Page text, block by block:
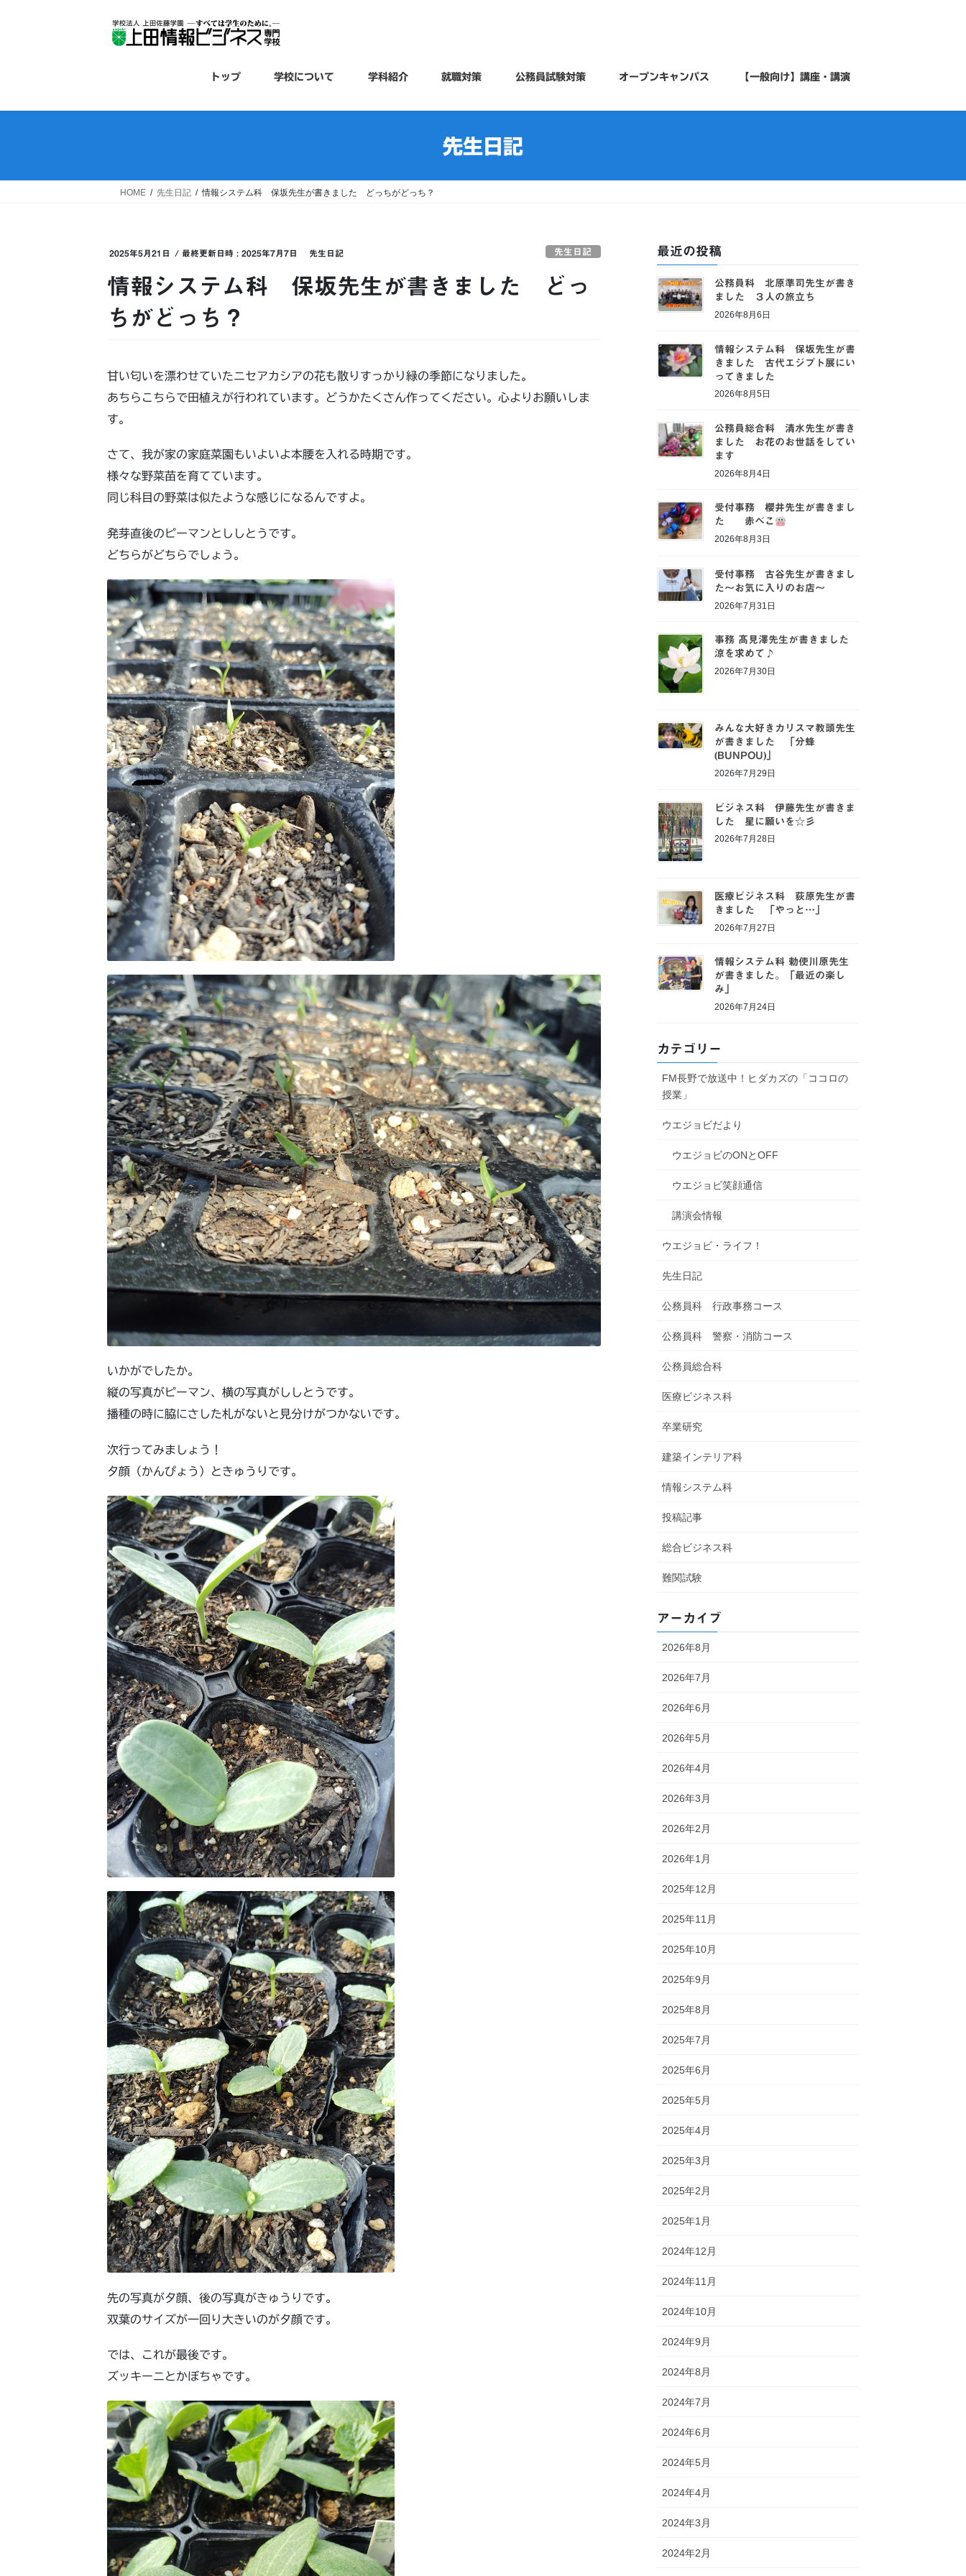
ス
ン
トップ 学校について 学科紹介 就職対策 公務員試験対策 オープンキャンパス 【一般向け】講座・講演
先生日記
HOME 先生日記 情報システム科 保坂先生が書きました どっちがどっち？
2025年5月21日 / 最終更新日時 :2025年7月7日 先生日記 先生日記
情報システム科 保坂先生が書きました どっ
ちがどっち？
甘い匂いを漂わせていたニセアカシアの花も散りすっかり緑の季節になりました。
あちらこちらで田植えが行われています。どうかたくさん作ってください。心よりお願いしま
す。
さて、我が家の家庭菜園もいよいよ本腰を入れる時期です。
様々な野菜苗を育てています。
同じ科目の野菜は似たような感じになるんですよ。
発芽直後のピーマンとししとうです。
どちらがどちらでしょう。
いかがでしたか。
縦の写真がピーマン、横の写真がししとうです。
播種の時に脇にさした札がないと見分けがつかないです。
次行ってみましょう！
夕顔（かんぴょう）ときゅうりです。
先の写真が夕顔、後の写真がきゅうりです。
双葉のサイズが一回り大きいのが夕顔です。
では、これが最後です。
ズッキーニとかぼちゃです。
最近の投稿
公務員科 北原準司先生が書き
ました ３人の旅立ち
2026年8月6日
情報システム科 保坂先生が書
きました 古代エジプト展にい
ってきました
2026年8月5日
公務員総合科 清水先生が書き
ました お花のお世話をしてい
ます
2026年8月4日
受付事務 櫻井先生が書きまし
た 赤べこ
2026年8月3日
受付事務 古谷先生が書きまし
た～お気に入りのお店～
2026年7月31日
事務 髙見澤先生が書きました
涼を求めて♪
2026年7月30日
みんな大好きカリスマ教頭先生
が書きました 「分蜂
(BUNPOU)」
2026年7月29日
ビジネス科 伊藤先生が書きま
した 星に願いを☆彡
2026年7月28日
医療ビジネス科 荻原先生が書
きました 「やっと…」
2026年7月27日
情報システム科 勅使川原先生
が書きました。「最近の楽し
み」
2026年7月24日
カテゴリー
FM長野で放送中！ヒダカズの「ココロの
授業」
ウエジョビだより
ウエジョビのONとOFF
ウエジョビ笑顔通信
講演会情報
ウエジョビ・ライフ！
先生日記
公務員科 行政事務コース
公務員科 警察・消防コース
公務員総合科
医療ビジネス科
卒業研究
建築インテリア科
情報システム科
投稿記事
総合ビジネス科
難関試験
アーカイブ
2026年8月
2026年7月
2026年6月
2026年5月
2026年4月
2026年3月
2026年2月
2026年1月
2025年12月
2025年11月
2025年10月
2025年9月
2025年8月
2025年7月
2025年6月
2025年5月
2025年4月
2025年3月
2025年2月
2025年1月
2024年12月
2024年11月
2024年10月
2024年9月
2024年8月
2024年7月
2024年6月
2024年5月
2024年4月
2024年3月
2024年2月